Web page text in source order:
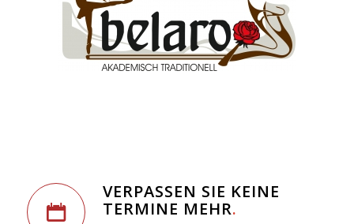
VERPASSEN SIE KEINE
TERMINE MEHR.